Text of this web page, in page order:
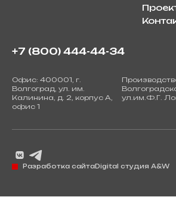
+7 (800) 444-44-34
Офис: 400001, г.
Волгоград, ул. им.
Калинина, д. 2, корпус А,
офис 1
ул.им.Ф.Г.
Разработка сайтаDigital студия A&W